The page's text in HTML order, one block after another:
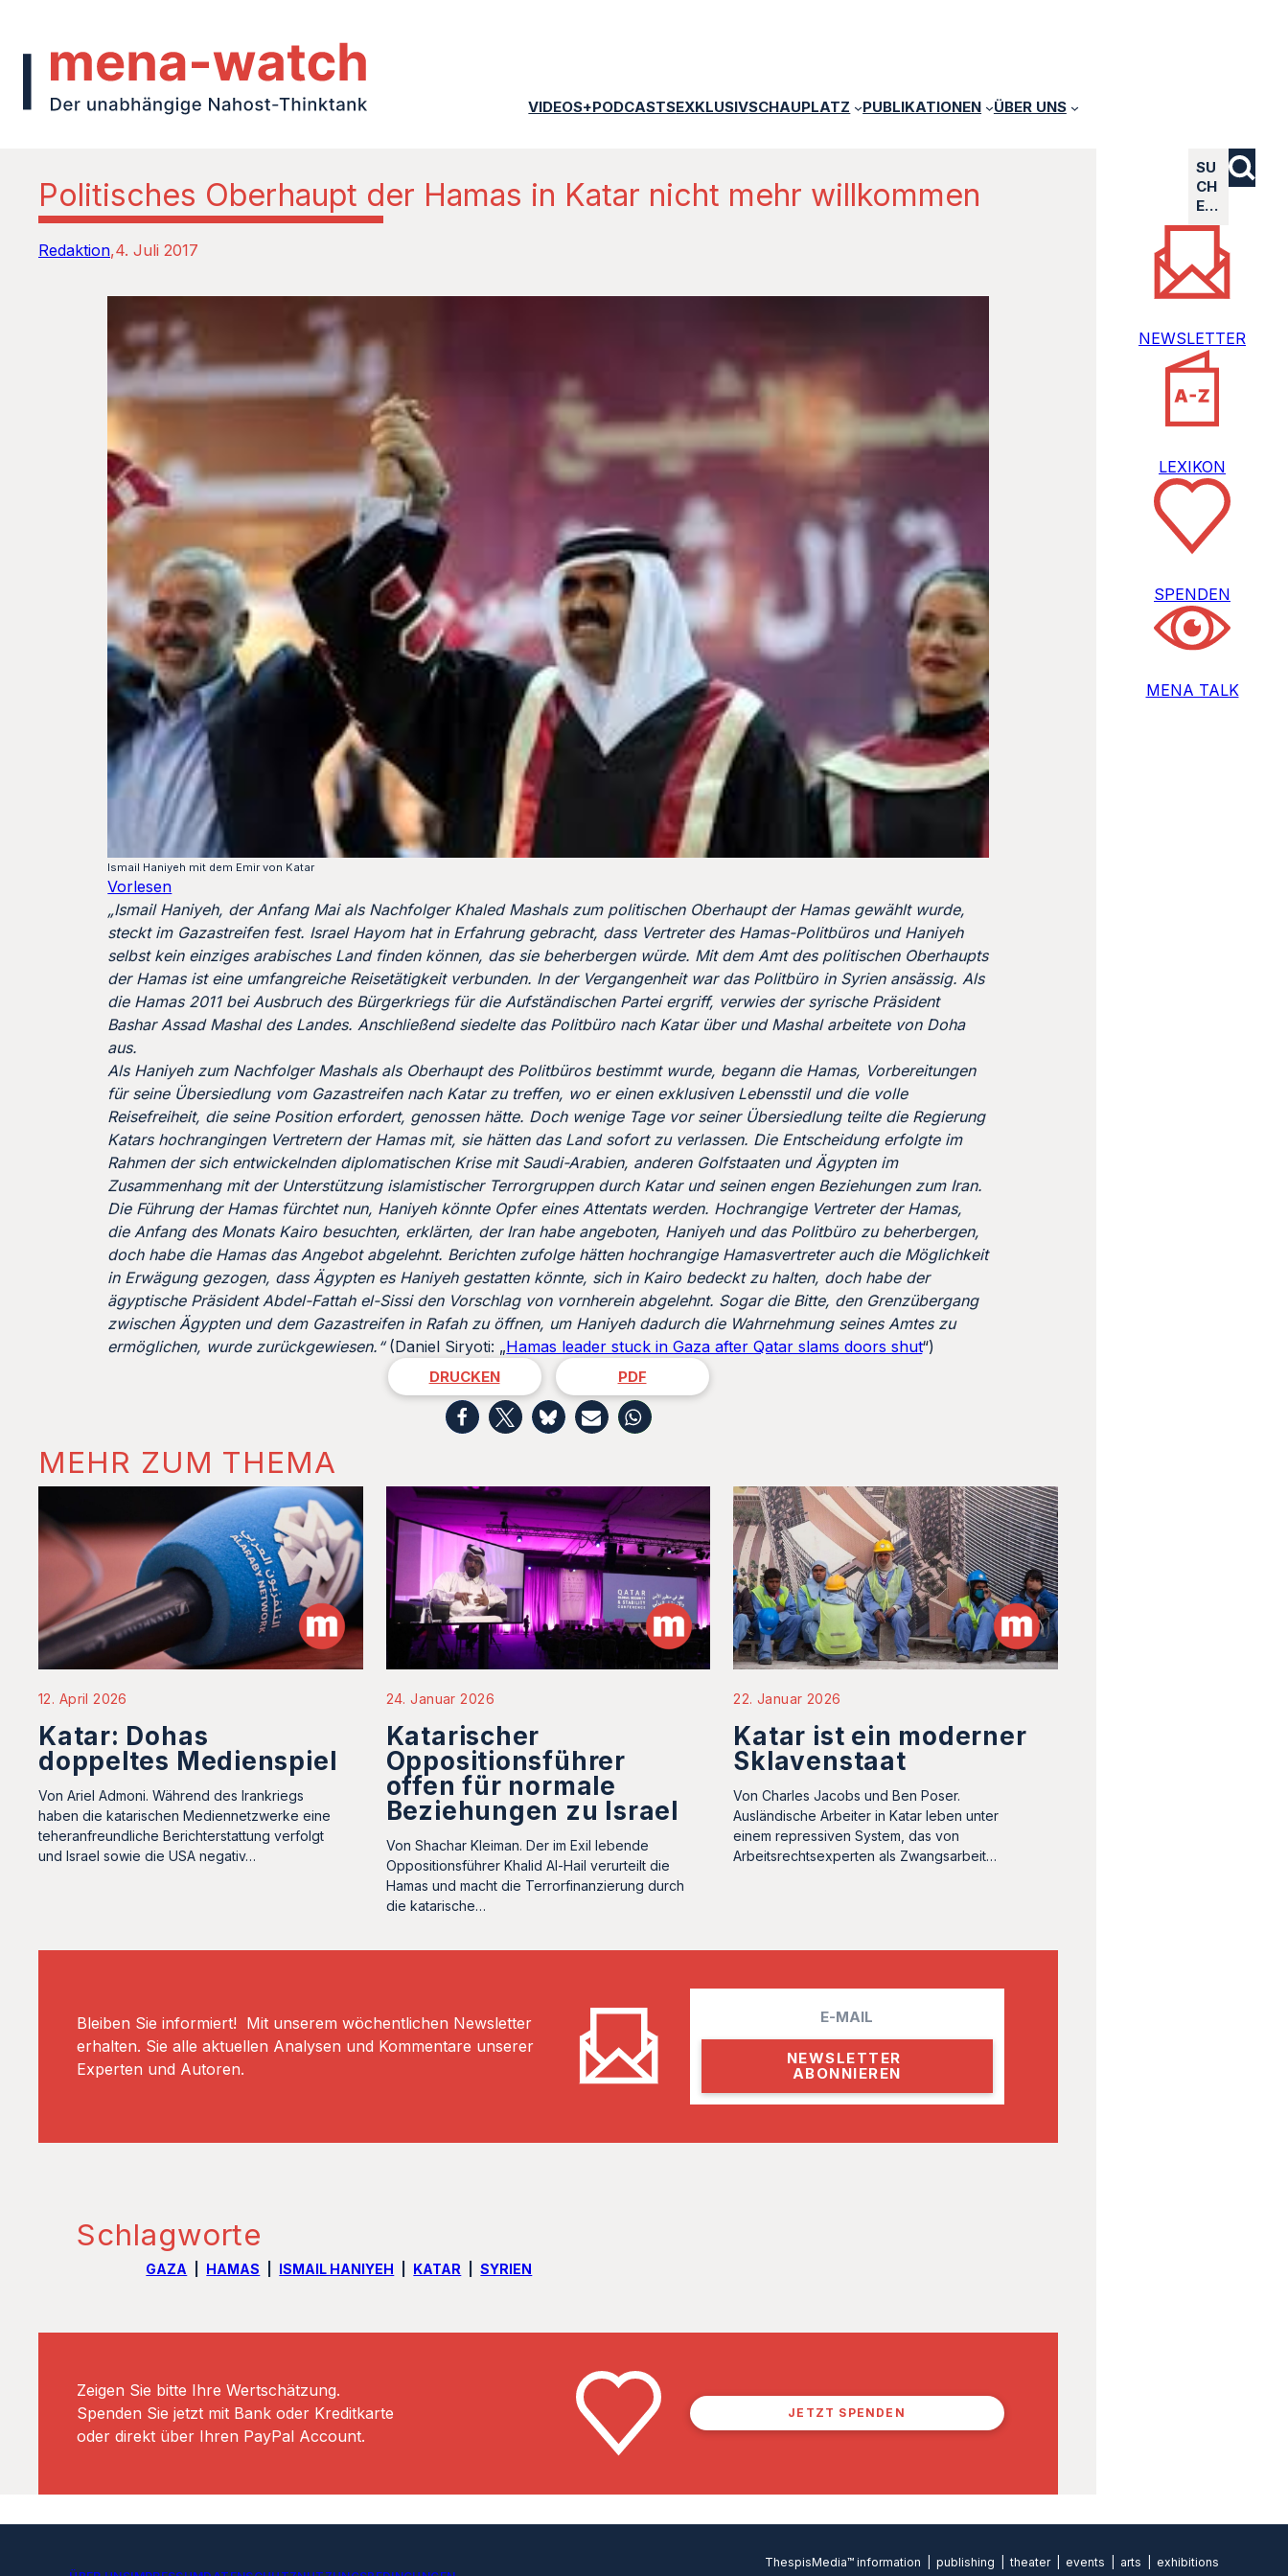
VIDEOS+PODCASTSEXKLUSIVSCHAUPLATZ PUBLIKATIONEN ÜBER UNS
Politisches Oberhaupt der Hamas in Katar nicht mehr willkommen
Redaktion 4. Juli 2017
Ismail Haniyeh mit dem Emir von Katar
Vorlesen
„Ismail Haniyeh, der Anfang Mai als Nachfolger Khaled Mashals zum politischen Oberhaupt der Hamas gewählt wurde,
steckt im Gazastreifen fest. Israel Hayom hat in Erfahrung gebracht, dass Vertreter des Hamas-Politbüros und Haniyeh
selbst kein einziges arabisches Land finden können, das sie beherbergen würde. Mit dem Amt des politischen Oberhaupts
der Hamas ist eine umfangreiche Reisetätigkeit verbunden. In der Vergangenheit war das Politbüro in Syrien ansässig. Als
die Hamas 2011 bei Ausbruch des Bürgerkriegs für die Aufständischen Partei ergriff, verwies der syrische Präsident
Bashar Assad Mashal des Landes. Anschließend siedelte das Politbüro nach Katar über und Mashal arbeitete von Doha
aus.
Als Haniyeh zum Nachfolger Mashals als Oberhaupt des Politbüros bestimmt wurde, begann die Hamas, Vorbereitungen
für seine Übersiedlung vom Gazastreifen nach Katar zu treffen, wo er einen exklusiven Lebensstil und die volle
Reisefreiheit, die seine Position erfordert, genossen hätte. Doch wenige Tage vor seiner Übersiedlung teilte die Regierung
Katars hochrangingen Vertretern der Hamas mit, sie hätten das Land sofort zu verlassen. Die Entscheidung erfolgte im
Rahmen der sich entwickelnden diplomatischen Krise mit Saudi-Arabien, anderen Golfstaaten und Ägypten im
Zusammenhang mit der Unterstützung islamistischer Terrorgruppen durch Katar und seinen engen Beziehungen zum Iran.
Die Führung der Hamas fürchtet nun, Haniyeh könnte Opfer eines Attentats werden. Hochrangige Vertreter der Hamas,
die Anfang des Monats Kairo besuchten, erklärten, der Iran habe angeboten, Haniyeh und das Politbüro zu beherbergen,
doch habe die Hamas das Angebot abgelehnt. Berichten zufolge hätten hochrangige Hamasvertreter auch die Möglichkeit
in Erwägung gezogen, dass Ägypten es Haniyeh gestatten könnte, sich in Kairo bedeckt zu halten, doch habe der
ägyptische Präsident Abdel-Fattah el-Sissi den Vorschlag von vornherein abgelehnt. Sogar die Bitte, den Grenzübergang
zwischen Ägypten und dem Gazastreifen in Rafah zu öffnen, um Haniyeh dadurch die Wahrnehmung seines Amtes zu
ermöglichen, wurde zurückgewiesen.“(Daniel Siryoti: „Hamas leader stuck in Gaza after Qatar slams doors shut“)
DRUCKEN PDF
MEHR ZUM THEMA
12. April 2026
Katar: Dohas
doppeltes Medienspiel
Von Ariel Admoni. Während des Irankriegs
haben die katarischen Mediennetzwerke eine
teheranfreundliche Berichterstattung verfolgt
und Israel sowie die USA negativ…
24. Januar 2026
Katarischer
Oppositionsführer
offen für normale
Beziehungen zu Israel
Von Shachar Kleiman. Der im Exil lebende
Oppositionsführer Khalid Al-Hail verurteilt die
Hamas und macht die Terrorfinanzierung durch
die katarische…
22. Januar 2026
Katar ist ein moderner
Sklavenstaat
Von Charles Jacobs und Ben Poser.
Ausländische Arbeiter in Katar leben unter
einem repressiven System, das von
Arbeitsrechtsexperten als Zwangsarbeit…
Bleiben Sie informiert! Mit unserem wöchentlichen Newsletter
erhalten. Sie alle aktuellen Analysen und Kommentare unserer
Experten und Autoren.
l
Schlagworte
GAZA HAMAS ISMAIL HANIYEH KATAR SYRIEN
Zeigen Sie bitte Ihre Wertschätzung.
Spenden Sie jetzt mit Bank oder Kreditkarte
oder direkt über Ihren PayPal Account.
JETZT SPENDEN
SU
CH
E…
NEWSLETTER
LEXIKON
SPENDEN
MENA TALK
ThespisMedia™ information | publishing | theater | events | arts | exhibitions